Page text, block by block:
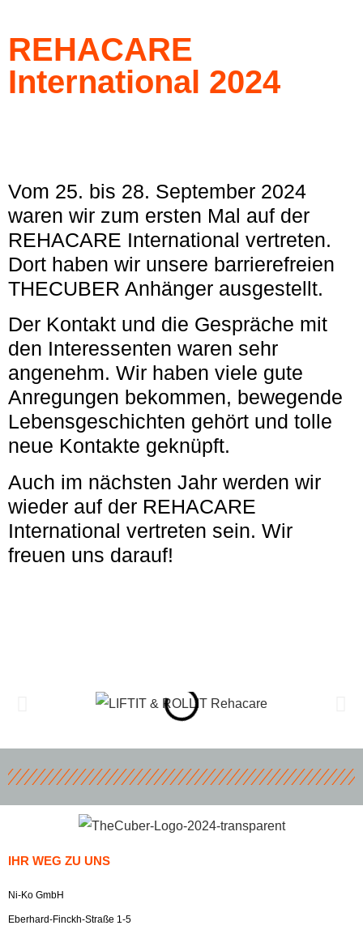
REHACARE
International 2024
Vom 25. bis 28. September 2024
waren wir zum ersten Mal auf der
REHACARE International vertreten.
Dort haben wir unsere barrierefreien
THECUBER Anhänger ausgestellt.
Der Kontakt und die Gespräche mit
den Interessenten waren sehr
angenehm. Wir haben viele gute
Anregungen bekommen, bewegende
Lebensgeschichten gehört und tolle
neue Kontakte geknüpft.
Auch im nächsten Jahr werden wir
wieder auf der REHACARE
International vertreten sein. Wir
freuen uns darauf!
IHR WEG ZU UNS
Ni-Ko GmbH
Eberhard-Finckh-Straße 1-5